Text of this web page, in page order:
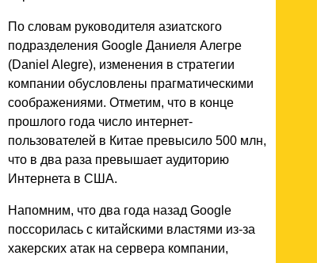
По словам руководителя азиатского
подразделения Google Даниеля Алегре
(Daniel Alegre), изменения в стратегии
компании обусловлены прагматическими
соображениями. Отметим, что в конце
прошлого года число интернет-
пользователей в Китае превысило 500 млн,
что в два раза превышает аудиторию
Интернета в США.
Напомним, что два года назад Google
поссорилась с китайскими властями из-за
хакерских атак на сервера компании,